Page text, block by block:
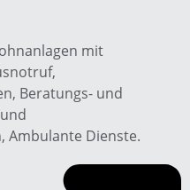
mit
Beratungs- und
Ambulante Dienste.